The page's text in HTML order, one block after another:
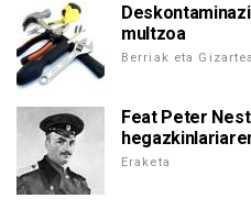
multzoa
Berriak eta Gizartea
Feat Peter
Eraketa